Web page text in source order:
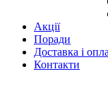
Акції
Поради
Доставка і
Контакти